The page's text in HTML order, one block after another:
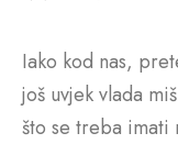
Iako kod nas,
još uvjek vlada
što se treba imati